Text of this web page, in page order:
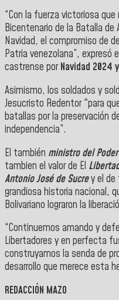
“Con la fuerza victoriosa
Bicentenario de la Batalla
Navidad, el compromiso de
Patria venezolana”,
castrense porNavidad 2024
Asimismo, los soldados y
Jesucristo Redentor "para
batallas por la preservación
independencia”.
El también ministro del
tambien el valor de El
Antonio José de Sucrey el de
grandiosa historia nacional,
Bolivariano lograron la
“Continuemos amando y
Libertadores y en perfecta
construyamos la senda de
desarrollo que merece esta
REDACCIÓN MAZO